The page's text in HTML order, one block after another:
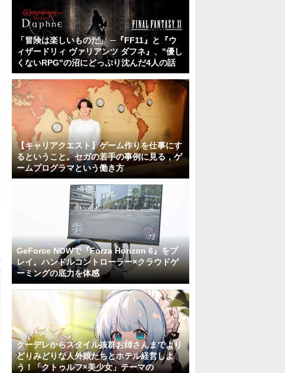
「冒険は楽しいものだ」 ─『FF11』と『ウ
ィザードリィ ヴァリアンツ ダフネ』、"優し
くないRPG"の沼にどっぷり沈んだ4人の話
【キャリアクエスト】ゲーム作りを仕事にす
るということ。セガの若手の事例に見る，ゲ
ームプログラマという働き方
GeForce NOWで『Forza Horizon 6』をプ
レイ。ハンドルコントローラー×クラウドゲ
ーミングの底力を体感
クーデレからスタイル抜群お姉さんまでより
どりみどりな人外娘たちとホテル経営しよ
う！「クトゥルフ×美少女」テーマの